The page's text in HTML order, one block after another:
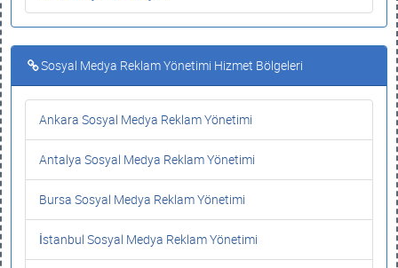
Sosyal Medya Reklam Yönetimi Hizmet Bölgeleri
Ankara Sosyal Medya Reklam Yönetimi
Antalya Sosyal Medya Reklam Yönetimi
Bursa Sosyal Medya Reklam Yönetimi
İstanbul Sosyal Medya Reklam Yönetimi